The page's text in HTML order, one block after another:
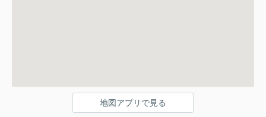
地図アプリで見る